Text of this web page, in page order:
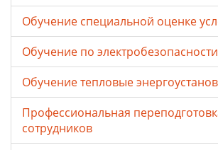
Обучение специальной оценке
Обучение по электробезопасности
Обучение тепловые
Профессиональная
сотрудников